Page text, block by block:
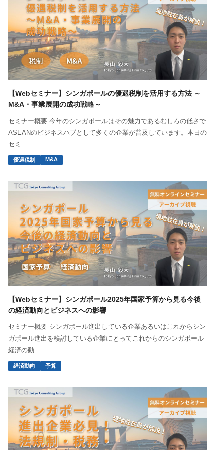
【Webセミナー】シンガポールの優遇税制を活用する方法 ～
M&A・事業展開の成功戦略～
セミナー概要 今年のシンガポールはその魅力であるむしろの低さで
ASEANのビジネスハブとして多くの企業が普及しています。本日の
セミ...
優遇税制 M&A
【Webセミナー】シンガポール2025年国家予算から見る今後
の経済動向とビジネスへの影響
セミナー概要 シンガポール進出している企業あるいはこれからシン
ガポール進出を検討している企業にとってこれからのシンガポール
経済の動...
経済動向 予算